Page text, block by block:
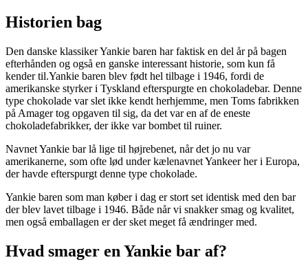
Historien bag
Den danske klassiker Yankie baren har faktisk en del år på bagen
efterhånden og også en ganske interessant historie, som kun få
kender til.Yankie baren blev født hel tilbage i 1946, fordi de
amerikanske styrker i Tyskland efterspurgte en chokoladebar. Denne
type chokolade var slet ikke kendt herhjemme, men Toms fabrikken
på Amager tog opgaven til sig, da det var en af de eneste
chokoladefabrikker, der ikke var bombet til ruiner.
Navnet Yankie bar lå lige til højrebenet, når det jo nu var
amerikanerne, som ofte lød under kælenavnet Yankeer her i Europa,
der havde efterspurgt denne type chokolade.
Yankie baren som man køber i dag er stort set identisk med den bar
der blev lavet tilbage i 1946. Både når vi snakker smag og kvalitet,
men også emballagen er der sket meget få ændringer med.
Hvad smager en Yankie bar af?